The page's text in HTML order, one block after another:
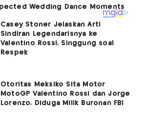
Casey Stoner Jelaskan Arti
Sindiran Legendarisnya ke
Valentino Rossi, Singgung soal
Respek
Otoritas Meksiko Sita Motor
MotoGP Valentino Rossi dan Jorge
Lorenzo, Diduga Milik Buronan FBI